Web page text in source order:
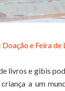
e Feira
livros e gibis
a um